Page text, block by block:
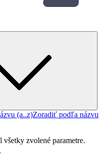
(a..z)Zoradiť podľa názvu
zvolené parametre.